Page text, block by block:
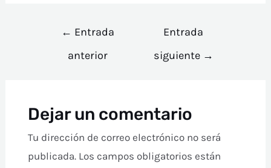
← Entrada
anterior
Entrada
siguiente →
Dejar un comentario
Tu dirección de correo electrónico no será
publicada. Los campos obligatorios están